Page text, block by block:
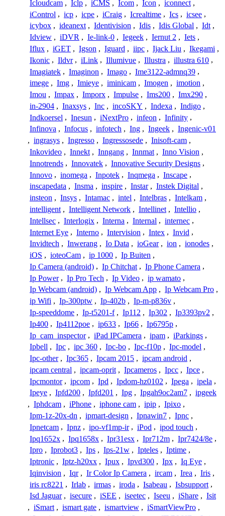
Icloudcam , Iclp , iCMS , Icom , Icon , iconnect ,
iControl , icp , icpe , iCraig , Icrealtime , Ics , icsee ,
icybox , ideanext , Identivision , Idis , Idis Global , Idt ,
Idview , iDVR , Ie-link-0 , Iegeek , Iernut 2 , Iets ,
Iflux , iGET , Igson , Iguard , iipc , Ijack Liu , Ikegami ,
Ikonic , Ildvr , iLink , Illumivue , Illustra , illustra 610 ,
Imagiatek , Imaginon , Imago , Ime3122-admnq39 ,
imege , Img , Imieye , iminicam , Imogen , imotion ,
Imou , Impax , Imporx , Impulse , Ims200 , Imx290 ,
in-2904 , Inaxsys , Inc , incoSKY , Indexa , Indigo ,
Indkoersel , Inesun , iNextPro , infeon , Infinity ,
Infinova , Infocus , infotech , Ing , Ingeek , Ingenic-v01
, ingrasys , Ingresso , Ingressosede , Inisoft-cam ,
Inkovideo , Innekt , Inngang , Innmat , Inno Vision ,
Innotrends , Innovatek , Innovative Security Designs ,
Innovo , inomega , Inpotek , Inqmega , Inscape ,
inscapedata , Insma , inspire , Instar , Instek Digital ,
insteon , Insys , Intamac , intel , Intelbras , Intelkam ,
intelligent , Intelligent Network , Intellinet , Intellio ,
Intellsec , Interlogix , Interna , Internal , internec ,
Internet Eye , Interno , Intervision , Intex , Invid ,
Invidtech , Inwerang , Io Data , ioGear , ion , ionodes ,
iOS , ioteoCam , ip 1000 , Ip Buiten ,
Ip Camera (android) , Ip Chitchat , Ip Phone Camera ,
Ip Power , Ip Pro Tech , Ip Video , ip wamato ,
Ip Webcam (android) , Ip Webcam App , Ip Webcam Pro ,
ip Wifi , Ip-300ptw , Ip-402b , Ip-m-p836v ,
Ip-speeddome , Ip-t5201-f , Ip112 , Ip302 , Ip3393pv2 ,
Ip400 , Ip4112poe , ip633 , Ip66 , Ip6795p ,
Ip_cam_inspector , iPad IPCamera , ipam , iParkings ,
Ipbell , Ipc , ipc 360 , Ipc-bo , Ipc-f10p , Ipc-model ,
Ipc-other , Ipc365 , Ipcam 2015 , ipcam android ,
ipcam central , ipcam-oprit , Ipcameros , Ipcc , Ipce ,
Ipcmontor , ipcom , Ipd , Ipdom-hz0102 , Ipega , ipela ,
Ipeye , Ipfd200 , Ipfd201 , Ipg , Ipgah9oc2am7 , ipgeek
, Iphdcam , iPhone , iphone cam , ipip , Ipixo ,
Ipm-1z-20x-dn , ipmart-design , Ipnawin7 , Ipnc ,
Ipnetcam , Ipnz , ipo-vf1mp-ir , iPod , ipod touch ,
Ipq1652x , Ipq1658x , Ipr31esx , Ipr712m , Ipr7424/8e ,
Ipro , Iprobot3 , Ips , Ips-21w , Ipteles , Iptime ,
Iptronic , Iptz-h20xx , Ipux , Ipvd300 , Ipx , Iq Eye ,
Iqinvision , Iqr , Ir Color Ip Camera , ircam , Irea , Iris ,
iris rc8221 , Irlab , irmas , iroda , Isabeau , Isbsupport ,
Isd Jaguar , isecure , iSEE , iseetec , Iseeu , iShare , Isit
, iSmart , ismart gate , ismartview , iSmartViewPro ,